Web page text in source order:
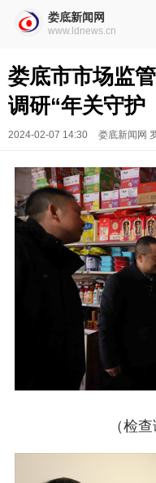
娄底新闻网
www.ldnews.cn
娄底市市场监
调研“年关守护
2024-02-07 14:30 娄底新闻网
（检